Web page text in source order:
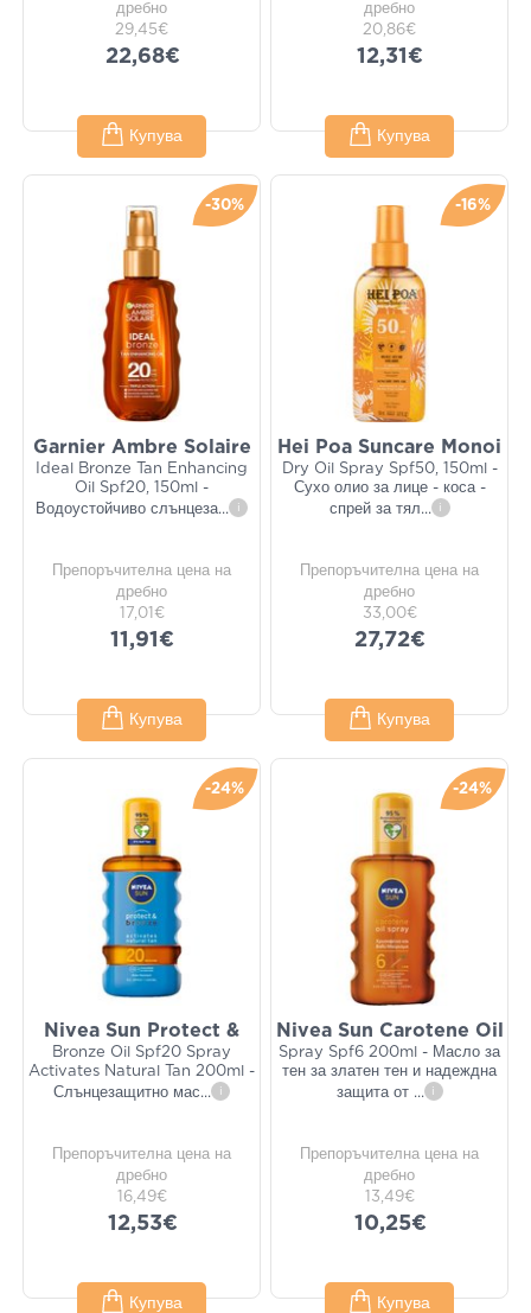
дребно
29,45€
22,68€
Купува
дребно
20,86€
12,31€
Купува
-30%
Garnier Ambre Solaire
Ideal Bronze Tan Enhancing
Oil Spf20, 150ml -
Водоустойчиво слънцеза... i
Препоръчителна цена на
дребно
17,01€
11,91€
Купува
-16%
Hei Poa Suncare Monoi
Dry Oil Spray Spf50, 150ml -
Сухо олио за лице - коса -
спрей за тял... i
Препоръчителна цена на
дребно
33,00€
27,72€
Купува
-24%
Nivea Sun Protect &
Bronze Oil Spf20 Spray
Activates Natural Tan 200ml -
Слънцезащитно мас... i
Препоръчителна цена на
дребно
16,49€
12,53€
Купува
-24%
Nivea Sun Carotene Oil
Spray Spf6 200ml - Масло за
тен за златен тен и надеждна
защита от ... i
Препоръчителна цена на
дребно
13,49€
10,25€
Купува